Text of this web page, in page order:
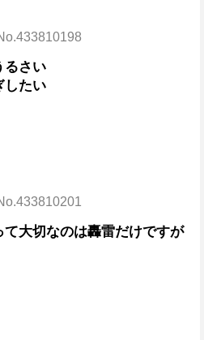
るさい
したい
大切なのは轟雷だけですが